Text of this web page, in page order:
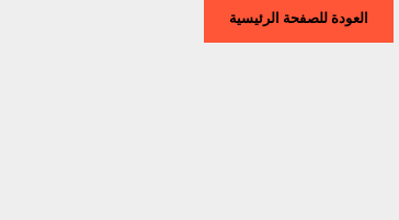
العودة للصفحة الرئيسية